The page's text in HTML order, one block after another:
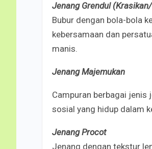
Jenang Grendul
Bubur dengan bola-bola
kebersamaan dan
manis.
Jenang Majemukan
Campuran berbagai jenis
sosial yang hidup dalam
Jenang Procot
Jenang dengan tekstur